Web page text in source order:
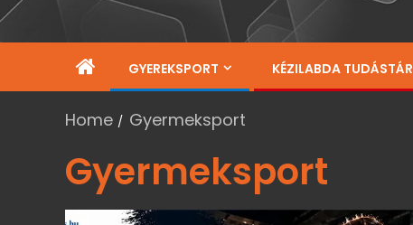
GYEREKSPORT KÉZILABDA TUDÁSTÁR
Home Gyermeksport
Gyermeksport